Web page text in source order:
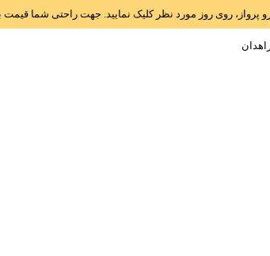
پرواز، روی روز مورد نظر کلیک نمایید. جهت راحتی شما